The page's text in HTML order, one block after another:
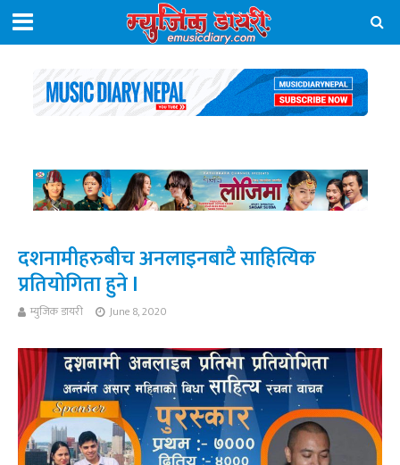
दशनामीहरुबीच अनलाइनबाटै साहित्यिक
प्रतियोगिता हुने l
म्युजिक डायरी June 8, 2020